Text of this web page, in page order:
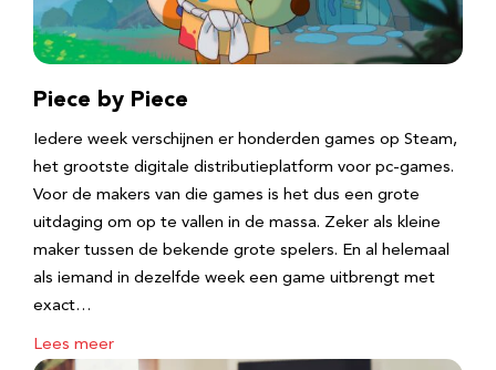
Piece by Piece
Iedere week verschijnen er honderden games op Steam,
het grootste digitale distributieplatform voor pc-games.
Voor de makers van die games is het dus een grote
uitdaging om op te vallen in de massa. Zeker als kleine
maker tussen de bekende grote spelers. En al helemaal
als iemand in dezelfde week een game uitbrengt met
exact…
Lees meer